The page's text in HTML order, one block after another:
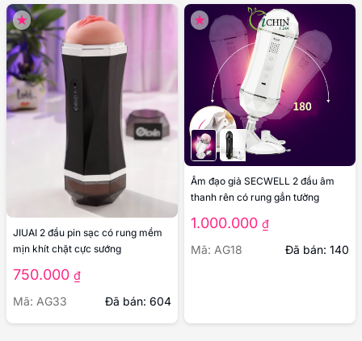
Kín đáo tế nhị
Đóng gói bằng hộp carton
Bọc kín - Dán niêm phong
Không đề tên bên ngoài
Đảm bảo kín đáo tế nhị
Sản phẩm liên quan